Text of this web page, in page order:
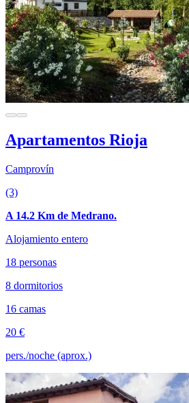
Apartamentos Rioja
Camprovín
(3)
A 14.2 Km de Medrano.
Alojamiento entero
18 personas
8 dormitorios
16 camas
20 €
pers./noche (aprox.)